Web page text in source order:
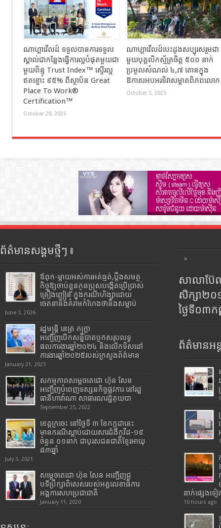
ណាហ្គាវើលដ៍ ទទួលបានការទទួល
ស្គាល់ជាកន្លែងធ្វើការល្អបំផុតមួយជា
មួយពិន្ទុ Trust Index™ ស្ទើរល្អ
ឥតខ្ចោះ ៩៥% ពីស្ថាប័ន Great
Place To Work®
Certification™
October 28, 2025
ណាហ្គាវើលដ៍បេះដូងសប្បុរសរួមជា
មួយបុគ្គលិកស្ម័គ្រចិត្ត ៥០០ នាក់
ប្រមូលសំណល់ ៤,៧ តោនក្នុង
ឱកាសអបអរទិវាសម្អាតពិភពលោក
October 3, 2025
ព័ត៌មានសង្គមថ្មីៗ ៖
ឪពុក-ម្ដាយអស់ការអត់ធ្មត់,ប្ដឹងសមត្ថ
កិច្ចឱ្យចាប់ខ្លួនកូនប្រុសបង្កើតប្រើប្រាស់
គ្រឿងញៀន ក្នុងករណីហិង្សាដោយ
ចេតនានិងគំរាមកំហែងថានឹងសម្លាប់
June 3, 2026
រដ្ឋមន្រ្តី​ នេត្រ​ ភក្ត្រា​
អញ្ជើញបើកសន្និបាតបូកសរុបលទ្ធ
ផលការងារឆ្នាំ២០២៤ និងលើកទិសដៅ
ការងារឆ្នាំ២០២៥របស់​ក្រសួង​ព័ត៌មាន​
January 21, 2025
សកម្មភាពសម្តេចតេជោ ហ៊ុន សែន
អញ្ជើញបំពេញទស្សនកិច្ចផ្លូវការ នៅរដ្ឋ
ធានីហាវ៉ាណា សាធារណរដ្ឋគុយបា
September 25, 2022
ខេត្តក្រចេះ នៅថ្ងៃទី ៣ ខែកក្កដានេះ
មានករណីស្លាប់ដោយសារជំងឺកូវីដ-១៩
ចំនួន ០១នាក់ ជាបុរសជនជាតិខ្មែរអាយុ
៨៣ឆ្នាំ
July 3, 2021
សម្តេចតេជោ ហ៊ុន សែន អញ្ជើញជួ
បទីប្រឹក្សាពិសេសរបស់អគ្គលេខាធិការ
អង្គការសហប្រជាជាតិ
January 11, 2020
>
សាលាប៊ែ
សិក្សា២
ថ្ងៃទី០៣
ព័ត៌មានអន្
នាក់ផ្សេងទ
10 hours ago